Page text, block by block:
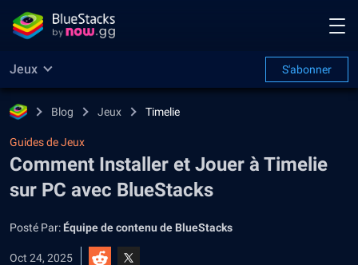
Jeux S'abonner
Blog Jeux Timelie
Guides de Jeux
Comment Installer et Jouer à Timelie
sur PC avec BlueStacks
Posté Par: Équipe de contenu de BlueStacks
Oct 24, 2025